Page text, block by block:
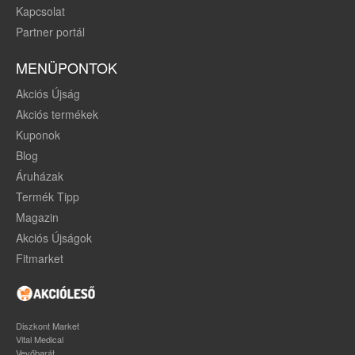
Kapcsolat
Partner portál
MENÜPONTOK
Akciós Újság
Akciós termékek
Kuponok
Blog
Áruházak
Termék Tipp
Magazin
Akciós Újságok
Fitmarket
Diszkont Market
Vital Medical